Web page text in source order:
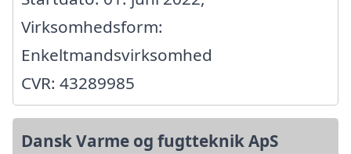
Virksomhedsform:
Enkeltmandsvirksomhed
CVR: 43289985
Dansk Varme og fugtteknik ApS